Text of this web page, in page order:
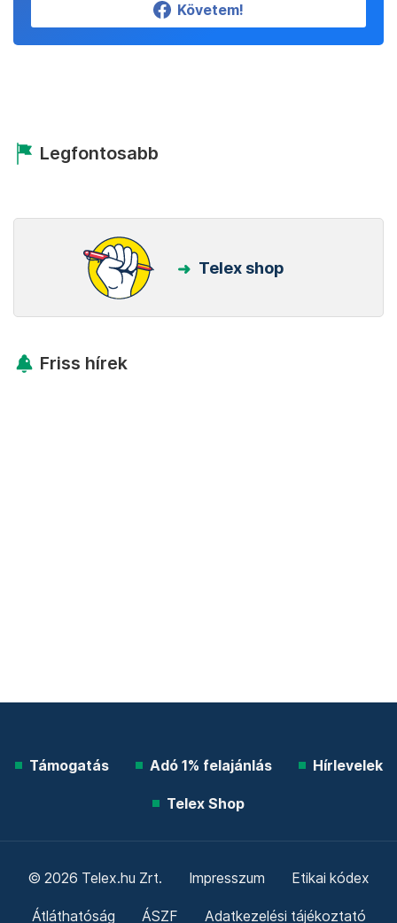
Követem!
Legfontosabb
Telex shop
Friss hírek
Támogatás Adó 1% felajánlás Hírlevelek
Telex Shop
© 2026 Telex.hu Zrt. Impresszum Etikai kódex
Átláthatóság ÁSZF Adatkezelési tájékoztató